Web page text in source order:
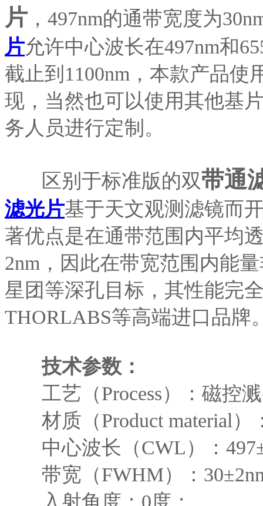
片 ，497nm的通带宽度为
片允许中心波长在497nm和
截止到1100nm，本款产品使
现，当然也可以使用其他基
务人员进行定制。
区别于标准版的双带通
滤光片基于天文观测滤镜而
著优点是在通带范围内平均
2nm，因此在带宽范围内能
星团等深孔目标，其性能完
THORLABS等高端进口品牌
技术参数：
工艺（Process）：磁控
材质（Product material
中心波长（CWL）：
带宽（FWHM）：